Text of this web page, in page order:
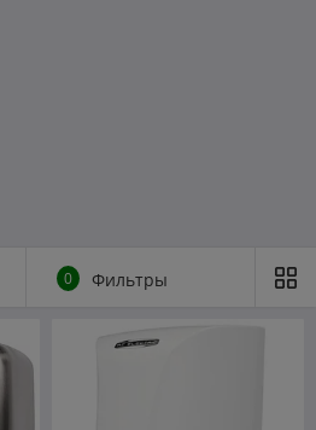
0 Фильтры